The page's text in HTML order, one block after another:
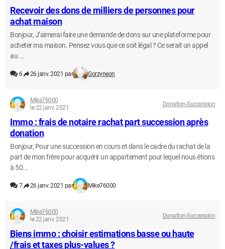
Recevoir des dons de milliers de personnes pour
achat maison
Bonjour, J’aimerai faire une demande de dons sur une plateforme pour
acheter ma maison. Pensez vous que ce soit légal ? Ce serait un appel
au ...
6 26 janv. 2021 par Gorzyneon
Mike76000
le 22 janv. 2021
Donation-Succession
Immo : frais de notaire rachat part succession après
donation
Bonjour, Pour une succession en cours et dans le cadre du rachat de la
part de mon frère pour acquérir un appartement pour lequel nous étions
à 50...
7 26 janv. 2021 par Mike76000
Mike76000
le 22 janv. 2021
Donation-Succession
Biens immo : choisir estimations basse ou haute
/frais et taxes plus-values ?